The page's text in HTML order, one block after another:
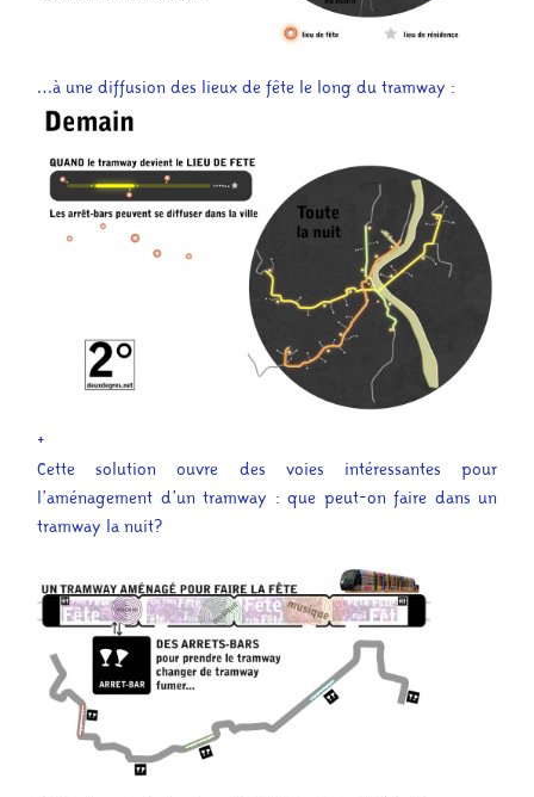
…à une diffusion des lieux de fête le long du tramway :
+
Cette solution ouvre des voies intéressantes pour
l’aménagement d’un tramway : que peut-on faire dans un
tramway la nuit?